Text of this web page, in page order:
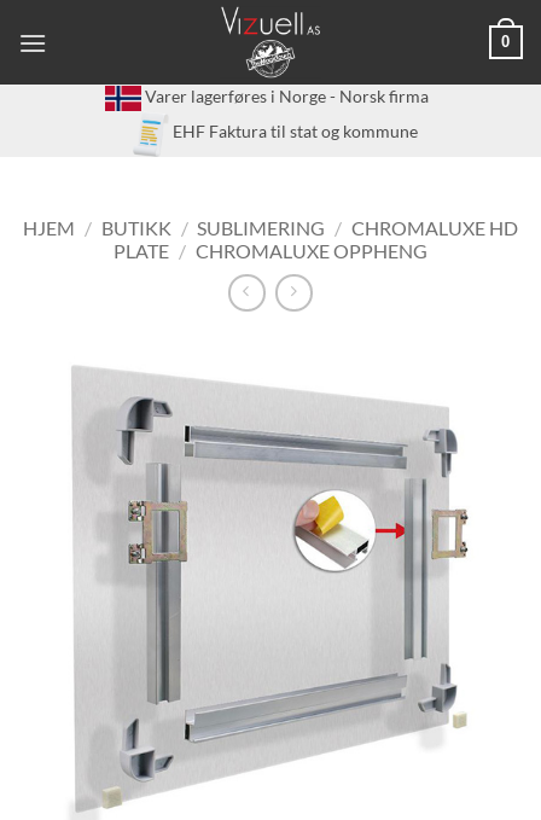
0
Varer lagerføres i Norge - Norsk firma
EHF Faktura til stat og kommune
HJEM / BUTIKK / SUBLIMERING / CHROMALUXE HD
PLATE / CHROMALUXE OPPHENG